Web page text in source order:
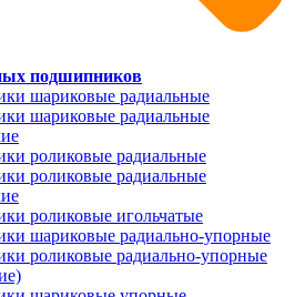
подшипников
шариковые радиальные
шариковые радиальные
роликовые радиальные
роликовые радиальные
роликовые игольчатые
шариковые радиально-упорные
роликовые радиально-упорные